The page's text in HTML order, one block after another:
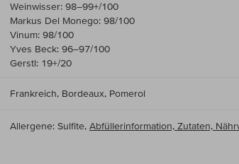
Weinwisser: 98–99+/100
Markus Del Monego: 98/100
Vinum: 98/100
Yves Beck: 96–97/100
Gerstl: 19+/20
Frankreich, Bordeaux, Pomerol
Allergene: Sulfite, Abfüllerinformation, Zutaten,